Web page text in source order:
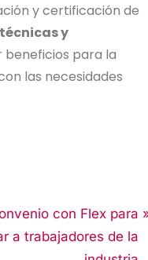
e
J
a
l
y certificación de
y
beneficios para la
las necesidades
con Flex para
a trabajadores de la